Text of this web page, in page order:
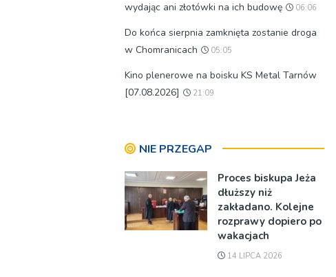
wydając ani złotówki na ich budowę
06:06
Do końca sierpnia zamknięta zostanie droga
w Chomranicach
05:05
Kino plenerowe na boisku KS Metal Tarnów
[07.08.2026]
21:09
NIE PRZEGAP
Proces biskupa Jeża
dłuższy niż
zakładano. Kolejne
rozprawy dopiero po
wakacjach
14 LIPCA 2026